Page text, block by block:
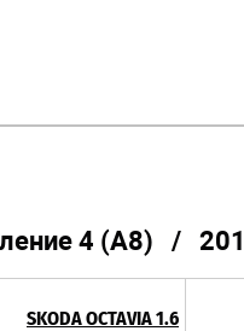
4 (А8) /
SKODA OCTAVIA 1.6